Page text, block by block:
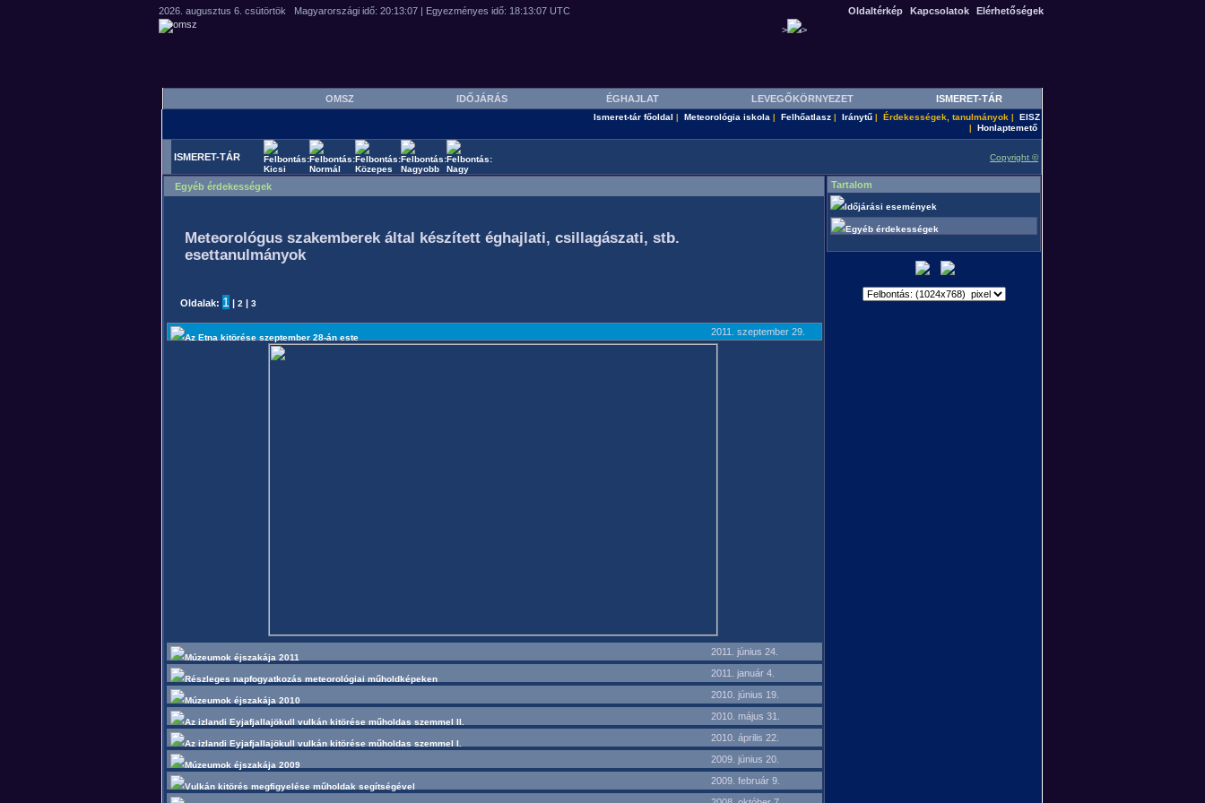
Elérhetőségek
Kapcsolatok
Oldaltérkép
>
>
OMSZ IDŐJÁRÁS ÉGHAJLAT LEVEGŐKÖRNYEZET ISMERET-TÁR
Ismeret-tár főoldal Meteorológia iskola Felhőatlasz Iránytű Érdekességek, tanulmányok EISZ
Honlaptemető
ISMERET-TÁR Copyright ©
Egyéb érdekességek
Meteorológus szakemberek által készített éghajlati, csillagászati, stb.
esettanulmányok
Oldalak: 1 | 2 | 3
Az Etna kitörése szeptember 28-án este
2011. szeptember 29.
Múzeumok éjszakája 2011
2011. június 24.
Részleges napfogyatkozás meteorológiai műholdképeken
2011. január 4.
Múzeumok éjszakája 2010
2010. június 19.
Az izlandi Eyjafjallajökull vulkán kitörése műholdas szemmel II.
2010. május 31.
Az izlandi Eyjafjallajökull vulkán kitörése műholdas szemmel I.
2010. április 22.
Múzeumok éjszakája 2009
2009. június 20.
Vulkán kitörés megfigyelése műholdak segítségével
2009. február 9.
Tartalom
Időjárási események
Egyéb érdekességek